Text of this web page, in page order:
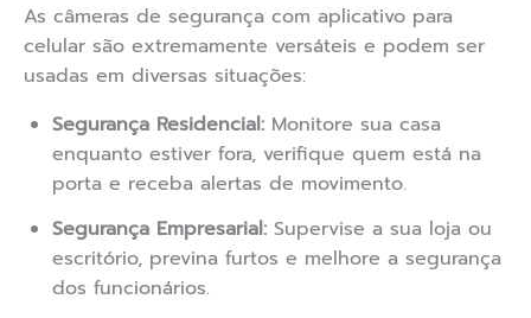
As câmeras de segurança com aplicativo para
celular são extremamente versáteis e podem ser
usadas em diversas situações:
Segurança Residencial: Monitore sua casa
enquanto estiver fora, verifique quem está na
porta e receba alertas de movimento.
Segurança Empresarial: Supervise a sua loja ou
escritório, previna furtos e melhore a segurança
dos funcionários.